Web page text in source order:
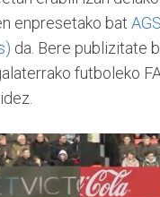
enpresetako bat
da. Bere publizitate
futboleko